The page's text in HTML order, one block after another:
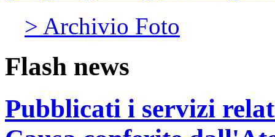
> Archivio Foto
Flash news
Pubblicati i servizi